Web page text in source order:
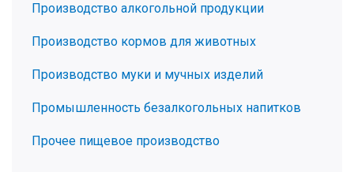
Производство алкогольной продукции
Производство кормов для животных
Производство муки и мучных изделий
Промышленность безалкогольных напитков
Прочее пищевое производство